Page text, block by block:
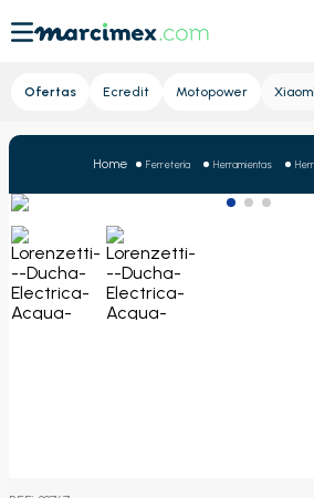
Ofertas Ecredit Motopower
Ferretería Herramientas